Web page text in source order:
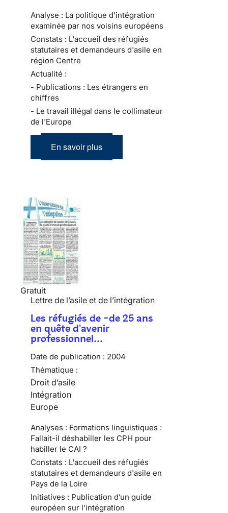
Analyse : La politique d'intégration
examinée par nos voisins européens
Constats : L'accueil des réfugiés
statutaires et demandeurs d'asile en
région Centre
Actualité :
- Publications : Les étrangers en
chiffres
- Le travail illégal dans le collimateur
de l'Europe
En savoir plus
Gratuit
Lettre de l’asile et de l’intégration
Les réfugiés de -de 25 ans
en quête d'avenir
professionnel…
Date de publication : 2004
Thématique :
Droit d’asile
Intégration
Europe
Analyses : Formations linguistiques :
Fallait-il déshabiller les CPH pour
habiller le CAI ?
Constats : L'accueil des réfugiés
statutaires et demandeurs d'asile en
Pays de la Loire
Initiatives : Publication d’un guide
européen sur l’intégration